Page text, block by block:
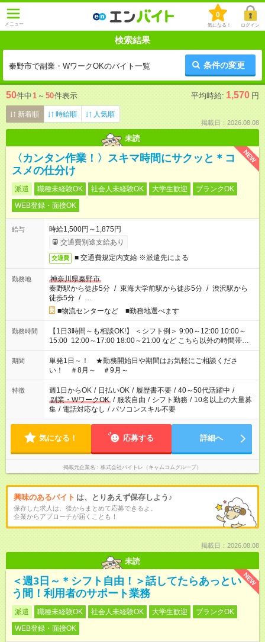
メニュー
0
気になる！ ログイン
検索結果
秦野市で副業・WワークOKのバイト一覧 条件の変更
50件中1 ～ 50件表示 平均時給: 1,570 円
新着順 時給順 人気順
掲載日：2026.08.08
未読
NEW
〈カンタン作業！〉スキマ時間にサクッと＊コ
スメの仕分け
派遣 職種未経験OK 社会人未経験OK 大学生歓迎
ブランクOK
WEB登録・面接OK
給与
時給1,500円～1,875円
交通費別途支給あり
交通費 ■ 交通費規定内支給 ※派遣先による
勤務地
神奈川県秦野市
秦野駅から徒歩5分 / 東海大学前駅から徒歩5分 / 渋沢駅から
徒歩5分 / …
■物流センターなど ■勤務地選べます
勤務時間
【1日3時間～も相談OK!】 ＜シフト例＞ 9:00～12:00 10:00～
15:00 12:00～17:00 18:00～21:00 など こちら以外の時間帯も
お気軽にご相談ください！
期間
単発1日～！ ★勤務開始日や期間はお気軽にご相談くださ
い！ ＃8月～ ＃9月～
特徴 週1日からOK / 日払いOK / 履歴書不要 / 40～50代活躍中 /
副業・WワークOK / 服装自由 / シフト勤務 / 10名以上の大量募
集 / 電話対応なし / パソコンスキル不要
気になる！ 応募する 詳細へ
掲載元企業名 株式会社バイトレ（キャムコムグループ）
興味のあるバイト は、とりあえず保存しよう♪
保存した求人は、後からまとめて応募できるよ。
企業からアプローチが届くことも！
掲載日：2026.08.08
未読
NEW
＜週3日～＊シフト自由！＞話してたらあっとい
う間！利用者のサポート業務
派遣 職種未経験OK 社会人未経験OK 大学生歓迎
ブランクOK
WEB登録・面接OK